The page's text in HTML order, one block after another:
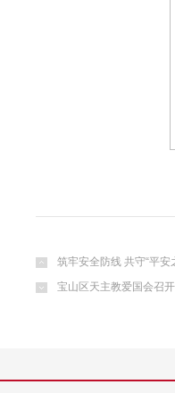
筑牢安全防线 共守“平安
宝山区天主教爱国会召